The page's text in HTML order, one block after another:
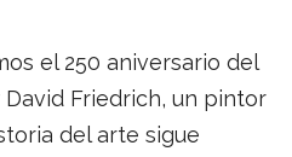
el 250 aniversario del
Friedrich, un pintor
del arte sigue